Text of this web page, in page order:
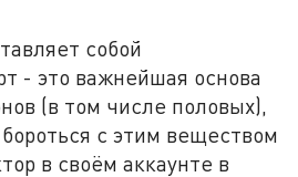
собой
- это важнейшая основа
(в том числе половых),
с этим веществом
в своём аккаунте в